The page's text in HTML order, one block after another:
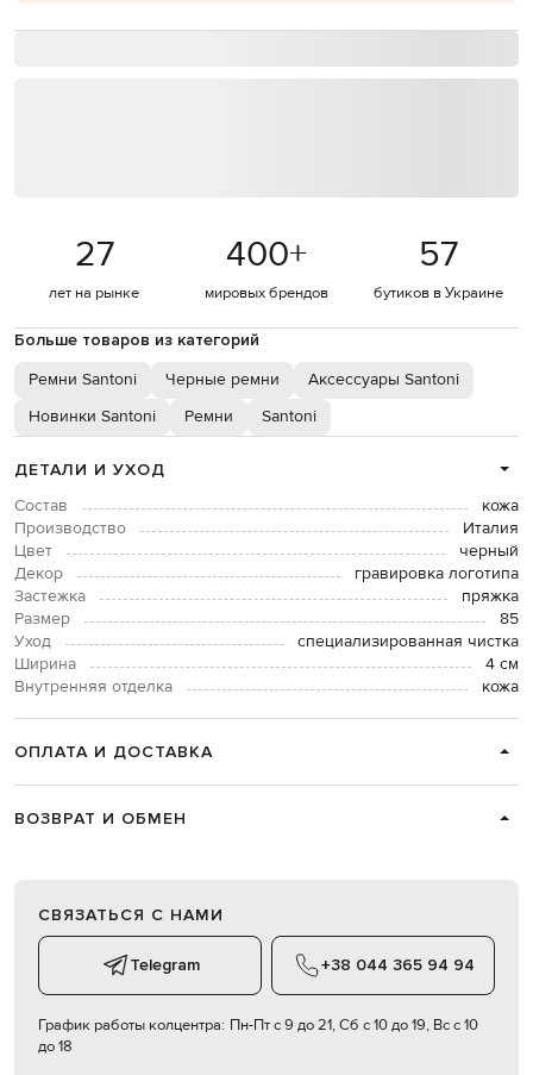
27
лет на рынке
400+
мировых брендов
57
бутиков в Украине
Больше товаров из категорий
Ремни Santoni Черные ремни
Аксессуары Santoni
Новинки Santoni
Ремни Santoni
ДЕТАЛИ И УХОД
Состав
кожа
Производство
Италия
Цвет
черный
Декор
гравировка логотипа
Застежка
пряжка
Размер
85
Уход
специализированная чистка
Ширина
4 см
Внутренняя отделка
кожа
ОПЛАТА И ДОСТАВКА
ВОЗВРАТ И ОБМЕН
СВЯЗАТЬСЯ С НАМИ
Telegram +38 044 365 94 94
График работы колцентра: Пн-Пт с 9 до 21, Сб с 10 до 19, Вс с 10
до 18